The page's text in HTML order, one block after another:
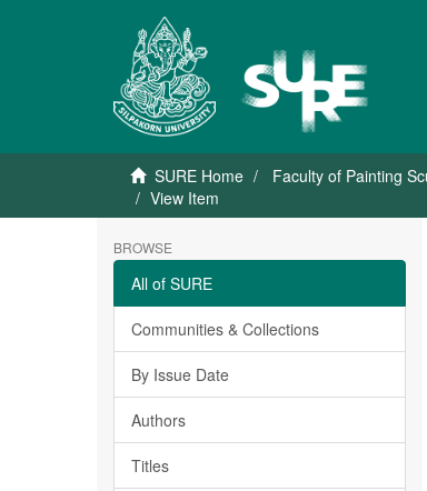
SURE Home Faculty of Painting
View Item
BROWSE
All of SURE
Communities & Collections
By Issue Date
Authors
Titles